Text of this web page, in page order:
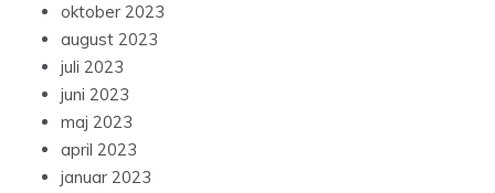
oktober 2023
august 2023
juli 2023
juni 2023
maj 2023
april 2023
januar 2023